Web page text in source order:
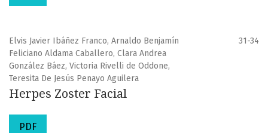
Elvis Javier Ibáñez Franco, Arnaldo Benjamín
Feliciano Aldama Caballero, Clara Andrea
González Báez, Victoria Rivelli de Oddone,
Teresita De Jesús Penayo Aguilera
31-34
Herpes Zoster Facial
PDF